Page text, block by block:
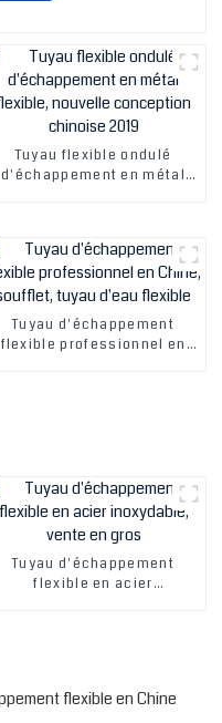
Tuyau flexible ondulé
d'échappement en métal
Tuyau d'échappement
flexible professionnel en
Tuyau d'échappement
flexible en acier